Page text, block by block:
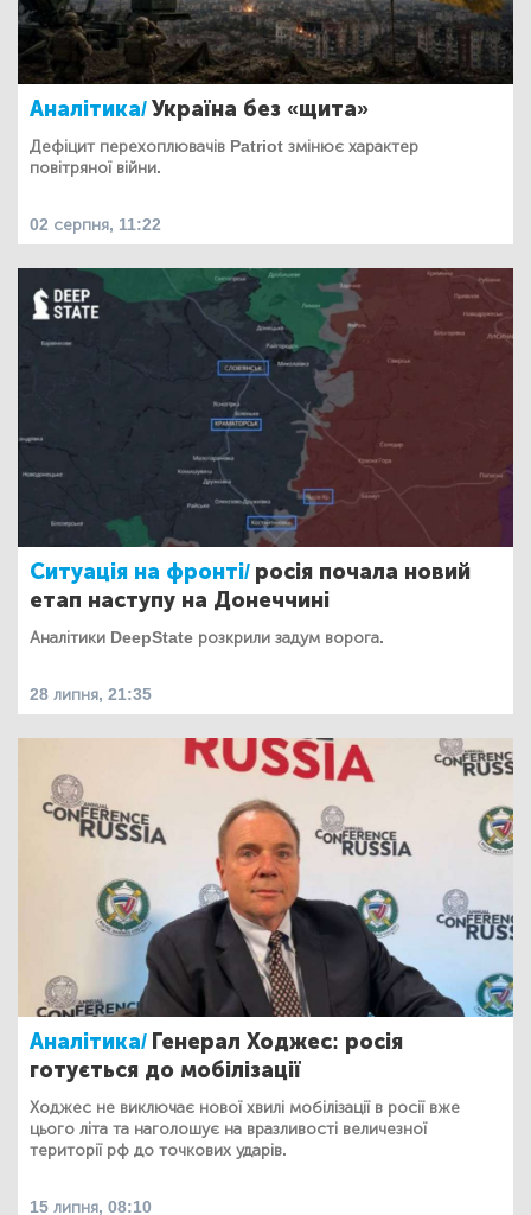
Аналітика/Україна без «щита»
Дефіцит перехоплювачів Patriot змінює характер
повітряної війни.
02 серпня, 11:22
Ситуація на фронті/ росія почала новий
етап наступу на Донеччині
Аналітики DeepState розкрили задум ворога.
28 липня, 21:35
Аналітика/ Генерал Ходжес: росія
готується до мобілізації
Ходжес не виключає нової хвилі мобілізації в росії вже
цього літа та наголошує на вразливості величезної
території рф до точкових ударів.
15 липня, 08:10